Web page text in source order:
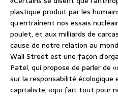
plastique produit par les
qu’entraînent nos essais
poulet, et aux milliards de
cause de notre relation au
Wall Street est une façon
Patel, qui propose de parler de
sur la responsabilité
capitaliste, «qui fait tout pour